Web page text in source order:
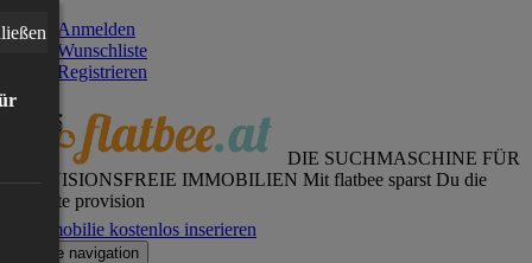
Anmelden
Wunschliste
Registrieren
DIE SUCHMASCHINE FÜR
PROVISIONSFREIE IMMOBILIEN Mit flatbee sparst Du die
gesamte provision
Immobilie kostenlos inserieren
Toggle navigation